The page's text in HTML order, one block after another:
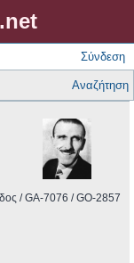
Σύνδεση
Αναζήτηση
/ GA-7076 / GO-2857